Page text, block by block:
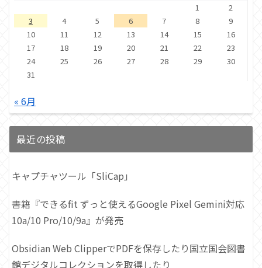
1
2
3
4 5 6 7 8
9
10
11 12 13 14 15
16
17
18 19 20 21 22
23
24
25 26 27 28 29
30
31
« 6月
最近の投稿
キャプチャツール「SliCap」
書籍『できるfit ずっと使えるGoogle Pixel Gemini対応
10a/10 Pro/10/9a』が発売
Obsidian Web ClipperでPDFを保存したり国立国会図書
館デジタルコレクションを取得したり